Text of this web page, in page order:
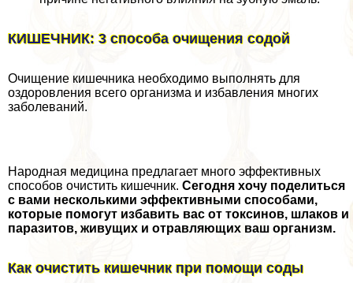
КИШЕЧНИК: 3 способа очищения содой
Очищение кишечника необходимо выполнять для
оздоровления всего организма и избавления многих
заболеваний.
Народная медицина предлагает много эффективных
способов очистить кишечник. Сегодня хочу поделиться
с вами несколькими эффективными способами,
которые помогут избавить вас от токсинов, шлаков и
паразитов, живущих и отравляющих ваш организм.
Как очистить кишечник при помощи соды